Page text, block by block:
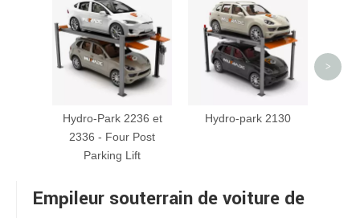
Hydro-Park 2236 et
2336 - Four Post
Parking Lift
Hydro-park 2130
>
Empileur souterrain de voiture de